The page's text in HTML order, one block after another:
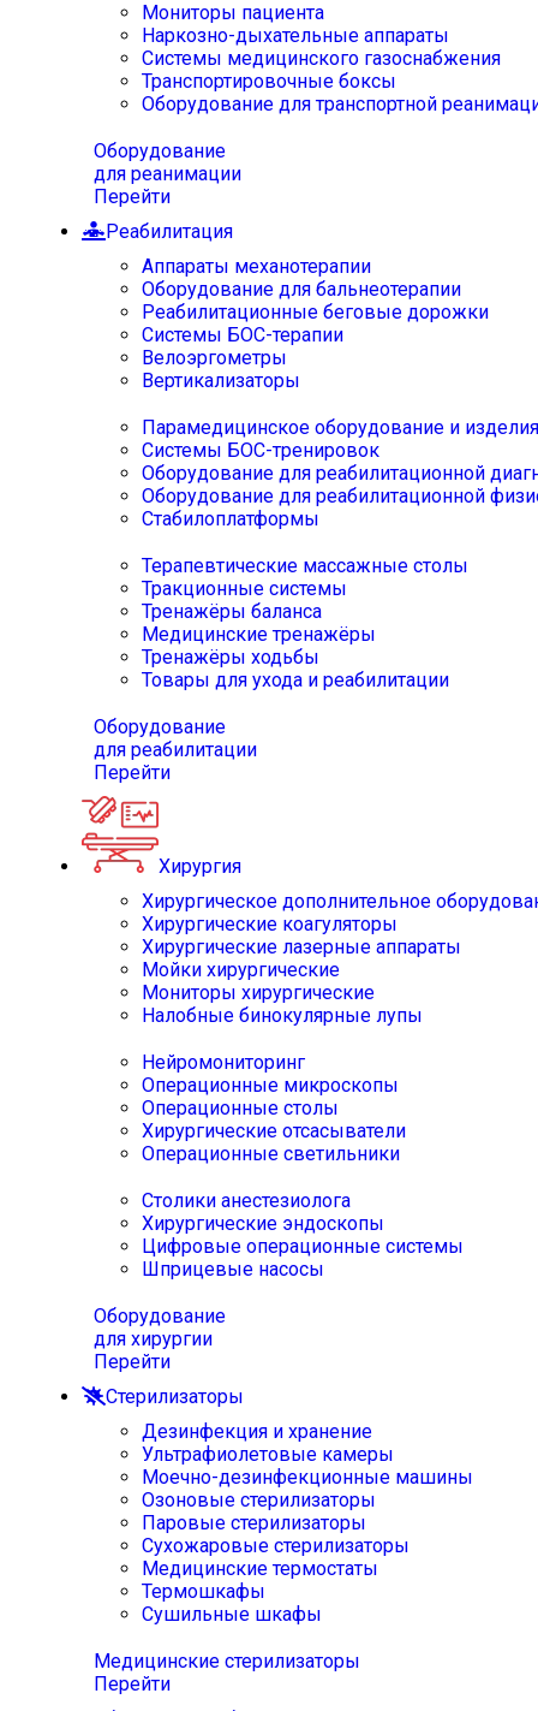
Мониторы пациента
Наркозно-дыхательные аппараты
Системы медицинского газоснабжения
Транспортировочные боксы
Оборудование для транспортной
Оборудование
для реанимации
Перейти
Реабилитация
Аппараты механотерапии
Оборудование для бальнеотерапии
Реабилитационные беговые дорожки
Системы БОС-терапии
Велоэргометры
Вертикализаторы
Парамедицинское оборудование и изделия
Системы БОС-тренировок
Оборудование для реабилитационной
Оборудование для реабилитационной
Стабилоплатформы
Терапевтические массажные столы
Тракционные системы
Тренажёры баланса
Медицинские тренажёры
Тренажёры ходьбы
Товары для ухода и реабилитации
Оборудование
для реабилитации
Перейти
Хирургия
Хирургическое дополнительное
Хирургические коагуляторы
Хирургические лазерные аппараты
Мойки хирургические
Мониторы хирургические
Налобные бинокулярные лупы
Нейромониторинг
Операционные микроскопы
Операционные столы
Хирургические отсасыватели
Операционные светильники
Столики анестезиолога
Хирургические эндоскопы
Цифровые операционные системы
Шприцевые насосы
Оборудование
для хирургии
Перейти
Стерилизаторы
Дезинфекция и хранение
Ультрафиолетовые камеры
Моечно-дезинфекционные машины
Озоновые стерилизаторы
Паровые стерилизаторы
Сухожаровые стерилизаторы
Медицинские термостаты
Термошкафы
Сушильные шкафы
Медицинские стерилизаторы
Перейти